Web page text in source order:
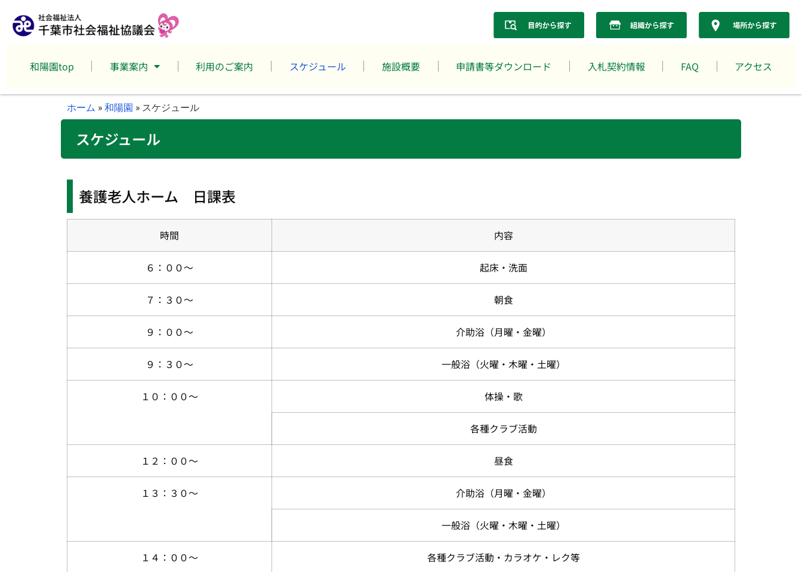
和陽園top 事業案内 利用のご案内 スケジュール 施設概要 申請書等ダウンロード 入札契約情報 FAQ アクセス
ホーム »和陽園 » スケジュール
スケジュール
養護老人ホーム 日課表
時間 内容
６：００～ 起床・洗面
７：３０～ 朝食
９：００～ 介助浴（月曜・金曜）
９：３０～ 一般浴（火曜・木曜・土曜）
１０：００～ 体操・歌
各種クラブ活動
１２：００～ 昼食
１３：３０～ 介助浴（月曜・金曜）
一般浴（火曜・木曜・土曜）
１４：００～ 各種クラブ活動・カラオケ・レク等